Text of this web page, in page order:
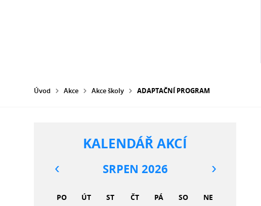
Úvod Akce Akce školy ADAPTAČNÍ PROGRAM
KALENDÁŘ AKCÍ
SRPEN 2026
PO ÚT ST ČT PÁ SO NE